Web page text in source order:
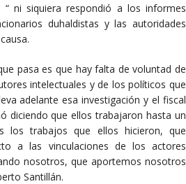
ni siquiera respondió a los informes
duhaldistas y las autoridades
pasa es que hay falta de voluntad de
intelectuales y de los políticos que
adelante esa investigación y el fiscal
diciendo que ellos trabajaron hasta un
los trabajos que ellos hicieron, que
a las vinculaciones de los actores
nosotros, que aportemos nosotros
Santillán.